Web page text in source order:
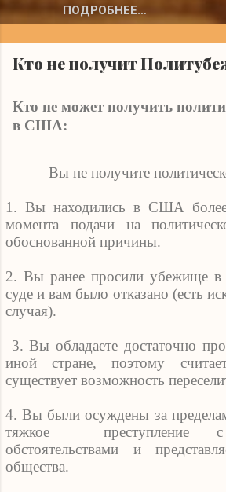
ПОДРОБНЕЕ…
Кто не получит
Кто не может получить
в США:
Вы не получите
1. Вы находились в США
момента подачи на
обоснованной причины.
2. Вы ранее просили убежище в
суде и вам было отказано (есть
случая).
3. Вы обладаете достаточно
иной стране, поэтому
существует возможность
4. Вы были осуждены за
тяжкое
преступление
обстоятельствами и
общества.